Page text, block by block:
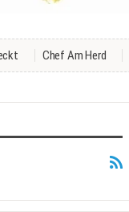
Chef Am Herd